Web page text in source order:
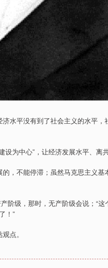
水平没有到了社会主义的水平，
为中心”，让经济发展水平、离
，不能停滞；虽然马克思主义
阶级，那时，无产阶级会说；“
！”
点。